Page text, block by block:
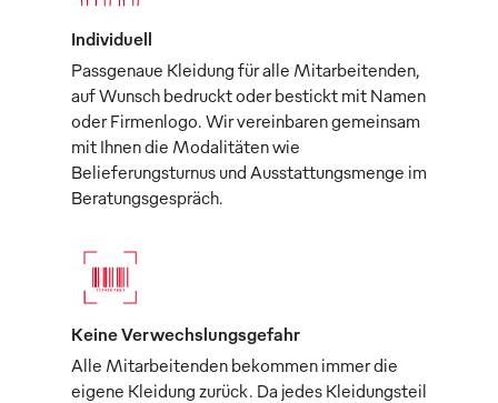
Individuell
Passgenaue Kleidung für alle Mitarbeitenden,
auf Wunsch bedruckt oder bestickt mit Namen
oder Firmenlogo. Wir vereinbaren gemeinsam
mit Ihnen die Modalitäten wie
Belieferungsturnus und Ausstattungsmenge im
Beratungsgespräch.
Keine Verwechslungsgefahr
Alle Mitarbeitenden bekommen immer die
eigene Kleidung zurück. Da jedes Kleidungsteil